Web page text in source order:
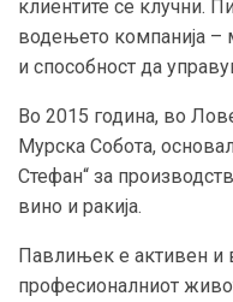
клиентите се клучни.
водењето компанија –
и способност да
Во 2015 година, во
Мурска Собота,
Стефан“ за
вино и ракија.
Павлињек е активен и
професионалниот